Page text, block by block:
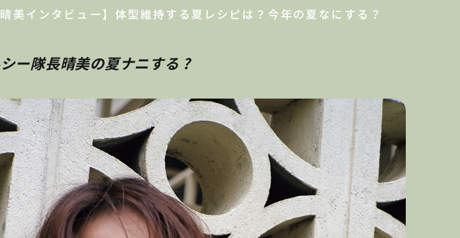
晴美インタビュー】体型維持する夏レシピは？今年の夏なにする？
ー隊長晴美の夏ナニする ?